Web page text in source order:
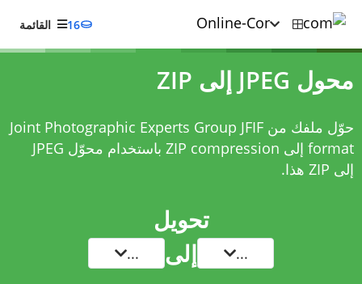
16 القائمة
محول JPEG إلى ZIP
حوّل ملفك من Joint Photographic Experts Group JFIF
format إلى ZIP compression باستخدام
محوّل JPEG
إلى ZIP
هذا.
تحويل
... إلى ...